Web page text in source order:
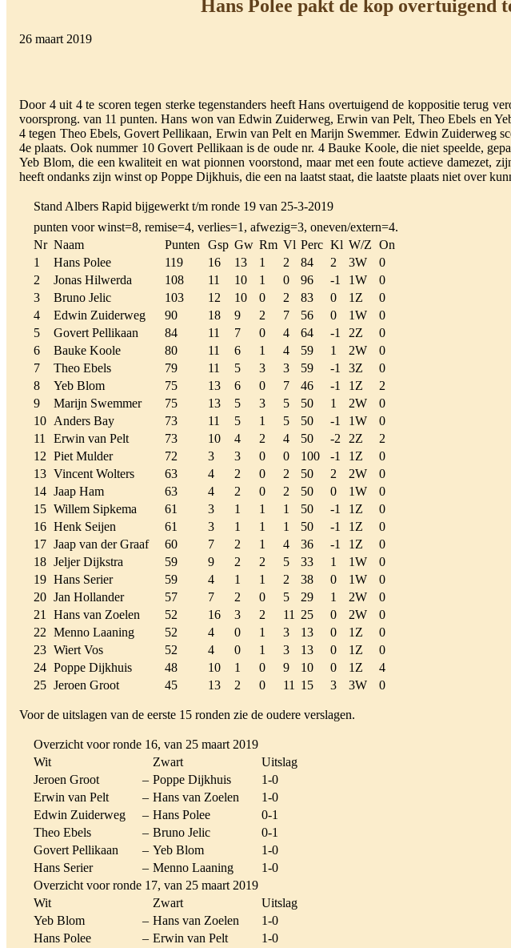
Hans Polee pakt de kop overtuigend
26 maart 2019
Door 4 uit 4 te scoren tegen sterke tegenstanders heeft Hans overtuigend de koppositie terug
voorsprong. van 11 punten. Hans won van Edwin Zuiderweg, Erwin van Pelt, Theo Ebels en
4 tegen Theo Ebels, Govert Pellikaan, Erwin van Pelt en Marijn Swemmer. Edwin Zuiderweg
4e plaats. Ook nummer 10 Govert Pellikaan is de oude nr. 4 Bauke Koole, die niet speelde,
Yeb Blom, die een kwaliteit en wat pionnen voorstond, maar met een foute actieve damezet,
heeft ondanks zijn winst op Poppe Dijkhuis, die een na laatst staat, die laatste plaats niet over
Stand Albers Rapid bijgewerkt t/m ronde 19 van 25-3-2019
punten voor winst=8, remise=4, verlies=1, afwezig=3, oneven/extern=4.
Nr Naam Punten Gsp Gw Rm Vl Perc Kl W/Z On
1
Hans Polee 119 16 13 1 2 84 2 3W
0
2
Jonas Hilwerda 108 11 10 1 0 96 -1 1W
0
3
Bruno Jelic 103 12 10 0 2 83 0 1Z
0
4
Edwin Zuiderweg 90 18 9 2 7 56 0 1W
0
5
Govert Pellikaan 84 11 7 0 4 64 -1 2Z
0
6
Bauke Koole 80 11 6 1 4 59 1 2W
0
7
Theo Ebels 79 11 5 3 3 59 -1 3Z
0
8
Yeb Blom 75 13 6 0 7 46 -1 1Z
2
9
Marijn Swemmer 75 13 5 3 5 50 1 2W
0
10 Anders Bay 73 11 5 1 5 50 -1 1W
0
11
Erwin van Pelt 73 10 4 2 4 50 -2 2Z
2
12 Piet Mulder 72 3 3 0 0 100 -1 1Z
0
13 Vincent Wolters 63 4 2 0 2 50 2 2W
0
14 Jaap Ham 63 4 2 0 2 50 0 1W
0
15 Willem Sipkema 61 3 1 1 1 50 -1 1Z
0
16 Henk Seijen 61 3 1 1 1 50 -1 1Z
0
17 Jaap van der Graaf 60 7 2 1 4 36 -1 1Z
0
18 Jeljer Dijkstra 59 9 2 2 5 33 1 1W
0
19 Hans Serier 59 4 1 1 2 38 0 1W
0
20 Jan Hollander 57 7 2 0 5 29 1 2W
0
21 Hans van Zoelen 52 16 3 2 11 25 0 2W
0
22 Menno Laaning 52 4 0 1 3 13 0 1Z
0
23 Wiert Vos 52 4 0 1 3 13 0 1Z
0
24 Poppe Dijkhuis 48 10 1 0 9 10 0 1Z
4
25 Jeroen Groot 45 13 2 0 11 15 3 3W 0
Voor de uitslagen van de eerste 15 ronden zie de oudere verslagen.
Overzicht voor ronde 16, van 25 maart 2019
Wit
Zwart
Uitslag
Jeroen Groot
– Poppe Dijkhuis
1-0
Erwin van Pelt
– Hans van Zoelen
1-0
Edwin Zuiderweg
– Hans Polee
0-1
Theo Ebels
– Bruno Jelic
0-1
Govert Pellikaan
– Yeb Blom
1-0
Hans Serier
– Menno Laaning
1-0
Overzicht voor ronde 17, van 25 maart 2019
Wit
Zwart
Uitslag
Yeb Blom
– Hans van Zoelen
1-0
Hans Polee
– Erwin van Pelt
1-0